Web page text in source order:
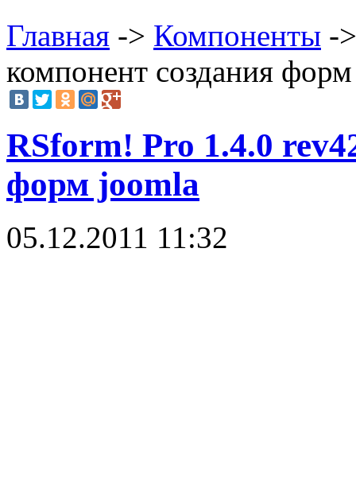
Главная -> Компоненты -
компонент создания
RSform! Pro 1.4.0
форм joomla
05.12.2011 11:32